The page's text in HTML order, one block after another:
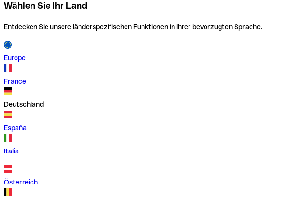
Wählen Sie Ihr Land
Entdecken Sie unsere länderspezifischen Funktionen in Ihrer bevorzugten Sprache.
Europe
France
Deutschland
España
Italia
Österreich